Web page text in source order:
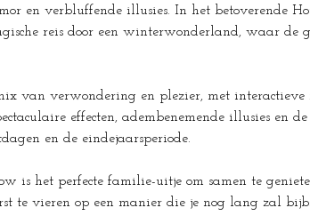
en verbluffende illusies. In het betoverende
reis door een winterwonderland, waar de
van verwondering en plezier, met
effecten, adembenemende illusies en
en de eindejaarsperiode.
is het perfecte familie-uitje om samen te
te vieren op een manier die je nog lang zal